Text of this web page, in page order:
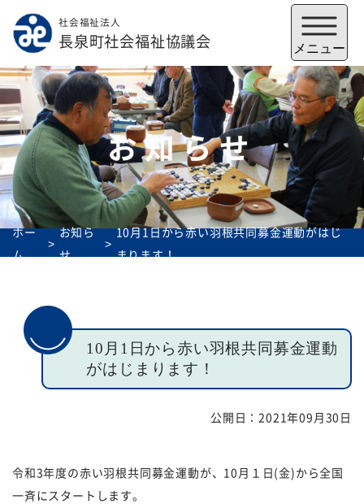
社会福祉法人
長泉町社会福祉協議会 メニュー
メニューを閉じる
社協とは サービス
採用 あゆみ（沿革）
お知らせ
ホー
ム
お知ら
せ
10月1日から赤い羽根共同募金運動がはじ
まります！
10月1日から赤い羽根共同募金運動
がはじまります！
公開日：2021年09月30日
令和3年度の赤い羽根共同募金運動が、10月１日(金)から全国
一斉にスタートします。